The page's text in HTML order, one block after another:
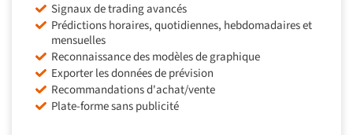
Signaux de trading avancés
Prédictions horaires, quotidiennes, hebdomadaires et
mensuelles
Reconnaissance des modèles de graphique
Exporter les données de prévision
Recommandations d'achat/vente
Plate-forme sans publicité